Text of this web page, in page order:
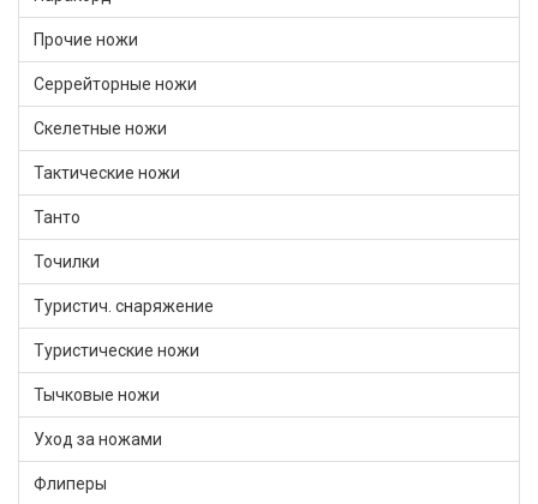
Прочие ножи
Серрейторные ножи
Скелетные ножи
Тактические ножи
Танто
Точилки
Туристич. снаряжение
Туристические ножи
Тычковые ножи
Уход за ножами
Флиперы